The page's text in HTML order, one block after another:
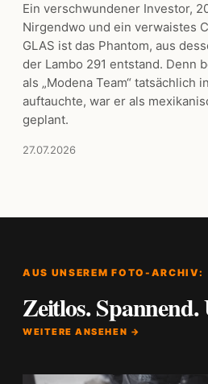
Ein verschwundener Investor,
Nirgendwo und ein verwaistes
GLAS ist das Phantom, aus
der Lambo 291 entstand. Denn
als „Modena Team“ tatsächlich
auftauchte, war er als
geplant.
27.07.2026
AUS UNSEREM FOTO-ARCHIV:
Zeitlos. Spannend.
WEITERE ANSEHEN →